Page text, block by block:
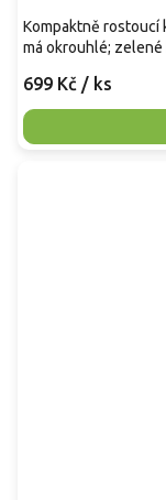
699 Kč / ks
Kompaktně rostoucí
má okrouhlé; zelené